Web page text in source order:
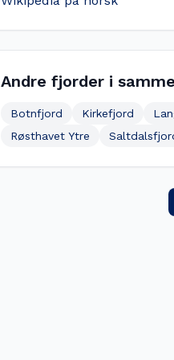
Andre fjorder i
Botnfjord Kirkefjord
Røsthavet Ytre